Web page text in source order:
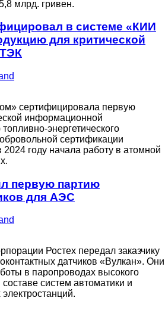
млрд. гривен.
в системе «КИИ
для критической
сертифицировала первую
информационной
энергетического
сертификации
году начала работу в атомной
первую партию
для АЭС
Ростех передал заказчику
датчиков «Вулкан». Они
в паропроводах высокого
систем автоматики и